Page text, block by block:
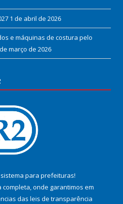
1 de abril de 2026
e máquinas de costura pelo
março de 2026
sistema para prefeituras!
completa, onde garantimos em
das leis de transparência